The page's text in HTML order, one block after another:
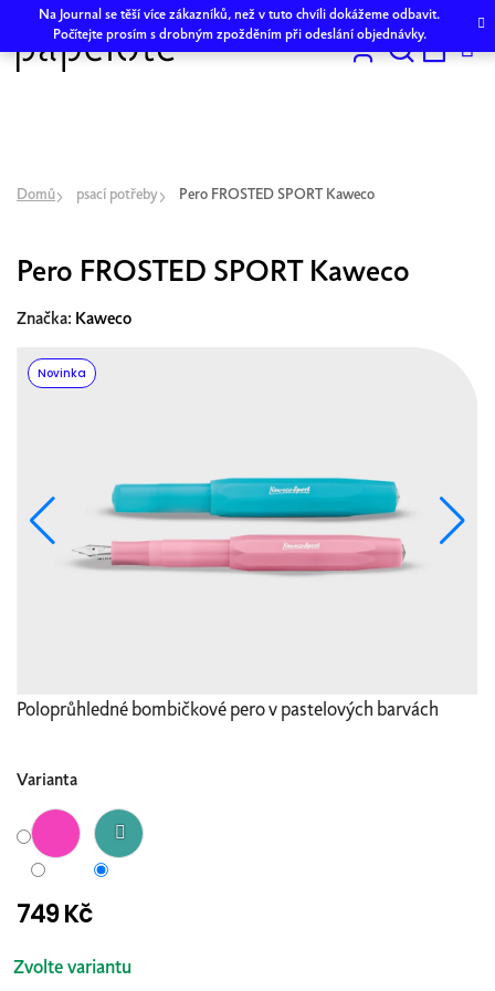
obsah
Na Journal se těší více zákazníků, než v tuto chvíli dokážeme odbavit.
Počítejte prosím s drobným zpožděním při odeslání objednávky.
Hledat
Domů psací potřeby Pero FROSTED SPORT Kaweco
Poloprůhledné bombičkové pero v pastelových barvách
Varianta
749 Kč
Měrná
Zvolte variantu
Pero FROSTED SPORT Kaweco
Značka: Kaweco
Novinka